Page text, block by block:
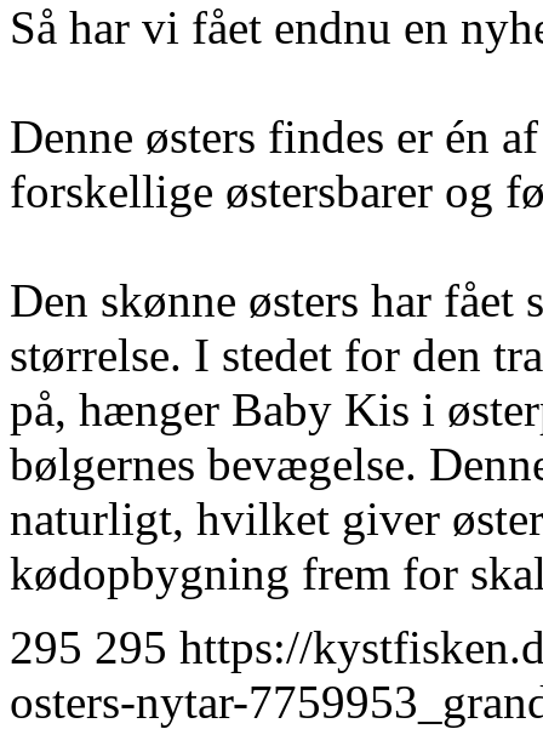
Så har vi fået endnu en
Denne østers findes er én
forskellige østersbarer og
Den skønne østers har
størrelse. I stedet for den
på, hænger Baby Kis i
bølgernes bevægelse.
naturligt, hvilket giver
kødopbygning frem for
295 295 https://
osters-nytar-